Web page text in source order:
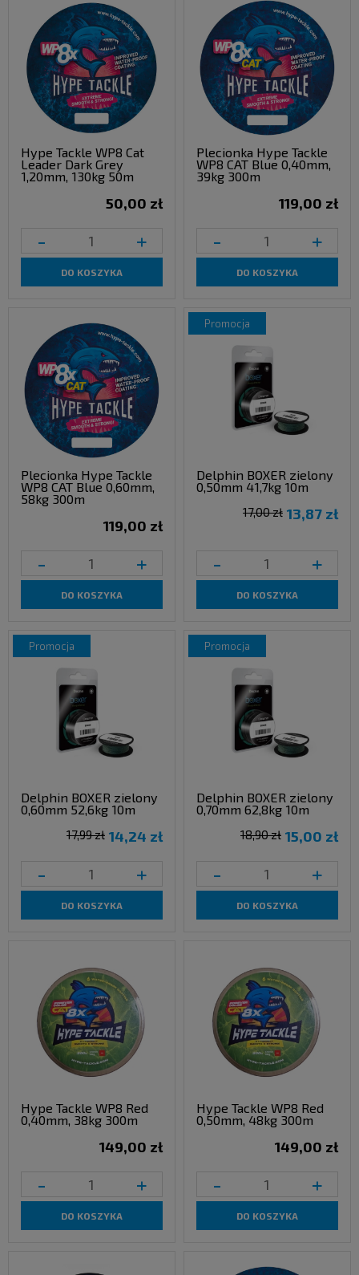
Hype Tackle WP8 Cat
Leader Dark Grey
1,20mm, 130kg 50m
50,00 zł
- +
DO KOSZYKA
Plecionka Hype Tackle
WP8 CAT Blue 0,40mm,
39kg 300m
119,00 zł
- +
DO KOSZYKA
Plecionka Hype Tackle
WP8 CAT Blue 0,60mm,
58kg 300m
119,00 zł
- +
DO KOSZYKA
Delphin BOXER zielony
0,50mm 41,7kg 10m
13,87 zł
17,00 zł
- +
DO KOSZYKA
promocja
Delphin BOXER zielony
0,60mm 52,6kg 10m
14,24 zł
17,99 zł
- +
DO KOSZYKA
promocja
Delphin BOXER zielony
0,70mm 62,8kg 10m
15,00 zł
18,90 zł
- +
DO KOSZYKA
promocja
Hype Tackle WP8 Red
0,40mm, 38kg 300m
149,00 zł
- +
DO KOSZYKA
Hype Tackle WP8 Red
0,50mm, 48kg 300m
149,00 zł
- +
DO KOSZYKA